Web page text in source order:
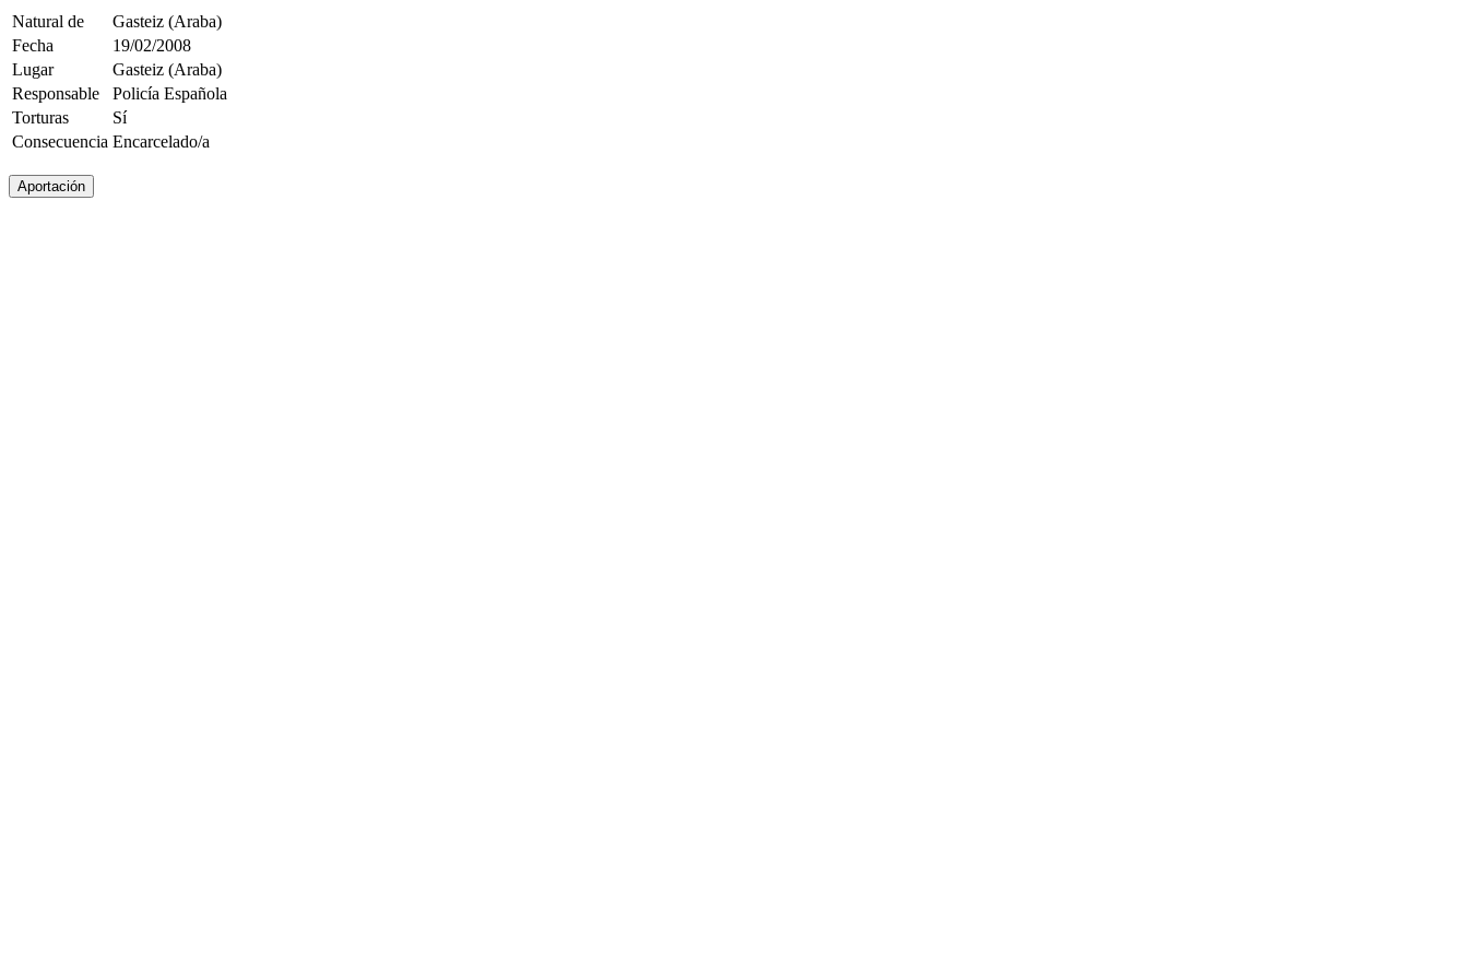
Natural de
Gasteiz (Araba)
Fecha
19/02/2008
Lugar
Gasteiz (Araba)
Responsable
Policía Española
Torturas
Sí
Consecuencia Encarcelado/a